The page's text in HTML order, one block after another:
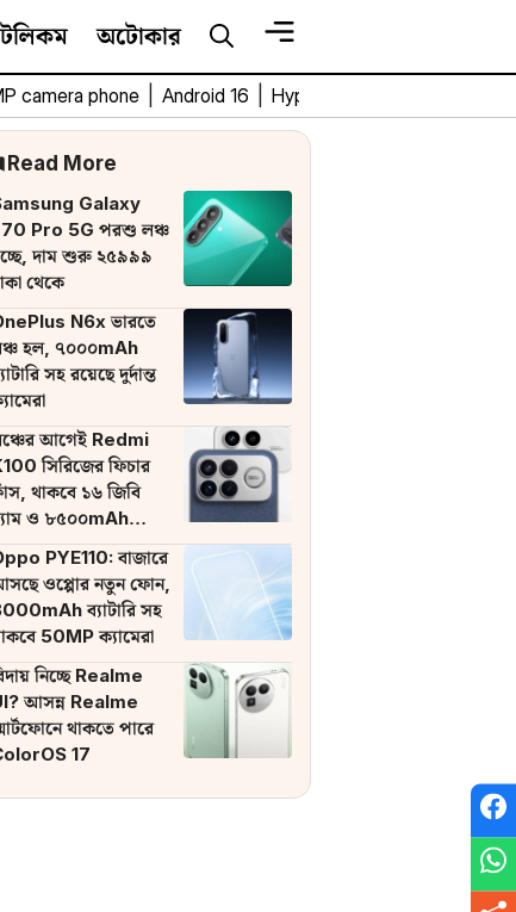
অটোকার
camera phone Android 16 HyperOS 3
Read More
Galaxy
Pro 5G পরশু লঞ্চ
দাম শুরু ২৫৯৯৯
থেকে
N6x ভারতে
হল, ৭০০০mAh
সহ রয়েছে দুর্দান্ত
আগেই Redmi
সিরিজের ফিচার
থাকবে ১৬ জিবি
ও ৮৫০০mAh
PYE110: বাজারে
ওপ্পোর নতুন ফোন,
ব্যাটারি সহ
50MP ক্যামেরা
নিচ্ছে Realme
আসন্ন Realme
থাকতে পারে
17